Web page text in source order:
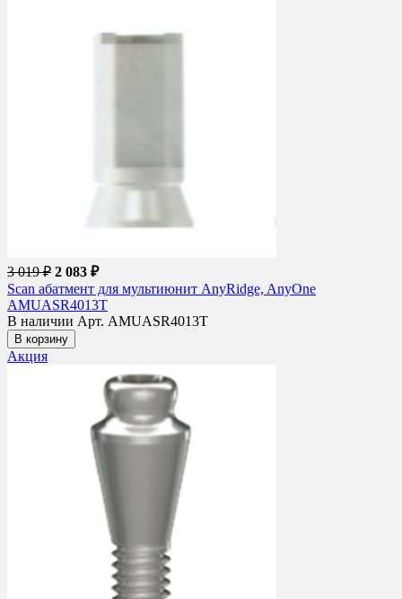
3 019 ₽ 2 083 ₽
Scan абатмент для мультиюнит AnyRidge, AnyOne
AMUASR4013T
В наличии Арт. AMUASR4013T
В корзину
Акция